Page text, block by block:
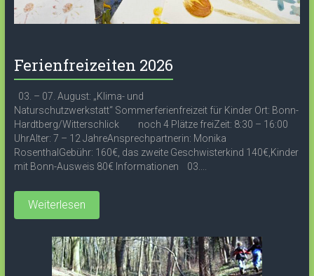
Ferienfreizeiten 2026
03. – 07. August: „Klima- und
Naturschutzwerkstatt“ Sommerferienfreizeit für Kinder Ort: Bonn-
Hardtberg/Witterschlick noch 4 Plätze freiZeit: 8:30 – 16:00
UhrAlter: 7 – 12 JahreAnsprechpartnerin: Monika
RosenthalGebühr: 160€, das zweite Geschwisterkind 140€,Kinder
mit Bonn-Ausweis 80€ Informationen 03....
Weiterlesen